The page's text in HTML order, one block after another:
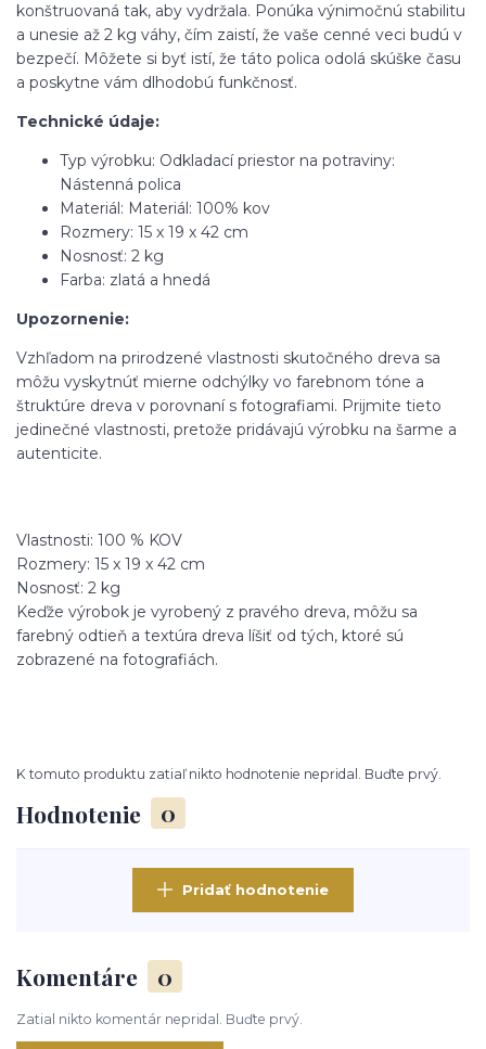
konštruovaná tak, aby vydržala. Ponúka výnimočnú stabilitu
a unesie až 2 kg váhy, čím zaistí, že vaše cenné veci budú v
bezpečí. Môžete si byť istí, že táto polica odolá skúške času
a poskytne vám dlhodobú funkčnosť.
Technické údaje:
Typ výrobku: Odkladací priestor na potraviny:
Nástenná polica
Materiál: Materiál: 100% kov
Rozmery: 15 x 19 x 42 cm
Nosnosť: 2 kg
Farba: zlatá a hnedá
Upozornenie:
Vzhľadom na prirodzené vlastnosti skutočného dreva sa
môžu vyskytnúť mierne odchýlky vo farebnom tóne a
štruktúre dreva v porovnaní s fotografiami. Prijmite tieto
jedinečné vlastnosti, pretože pridávajú výrobku na šarme a
autenticite.
Vlastnosti: 100 % KOV
Rozmery: 15 x 19 x 42 cm
Nosnosť: 2 kg
Keďže výrobok je vyrobený z pravého dreva, môžu sa
farebný odtieň a textúra dreva líšiť od tých, ktoré sú
zobrazené na fotografiách.
Hodnotenie 0
K tomuto produktu zatiaľ nikto hodnotenie nepridal. Buďte prvý.
Pridať hodnotenie
Komentáre 0
Zatial nikto komentár nepridal. Buďte prvý.